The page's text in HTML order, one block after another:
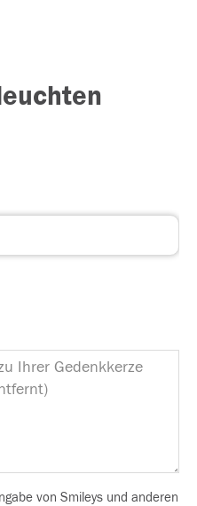
von Smileys und anderen